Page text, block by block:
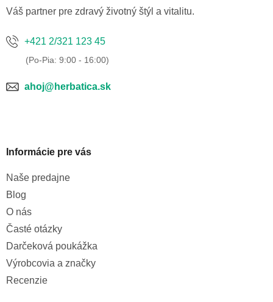
Váš partner pre zdravý životný štýl a vitalitu.
+421 2/321 123 45
ahoj@herbatica.sk
Informácie pre vás
Naše predajne
Blog
O nás
Časté otázky
Darčeková poukážka
Výrobcovia a značky
Recenzie